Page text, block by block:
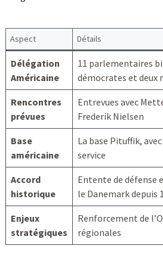
Aspect Détails
Délégation
Américaine
11 parlementaires
démocrates et deux
Rencontres
prévues
Entrevues avec
Frederik Nielsen
Base
américaine
La base Pituffik,
service
Accord
historique
Entente de défense
le Danemark depuis
Enjeux
stratégiques
Renforcement de
régionales